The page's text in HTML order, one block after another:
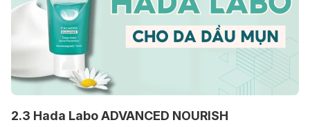
2.3 Hada Labo ADVANCED NOURISH